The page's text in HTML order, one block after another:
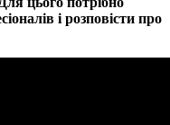
і розповісти про